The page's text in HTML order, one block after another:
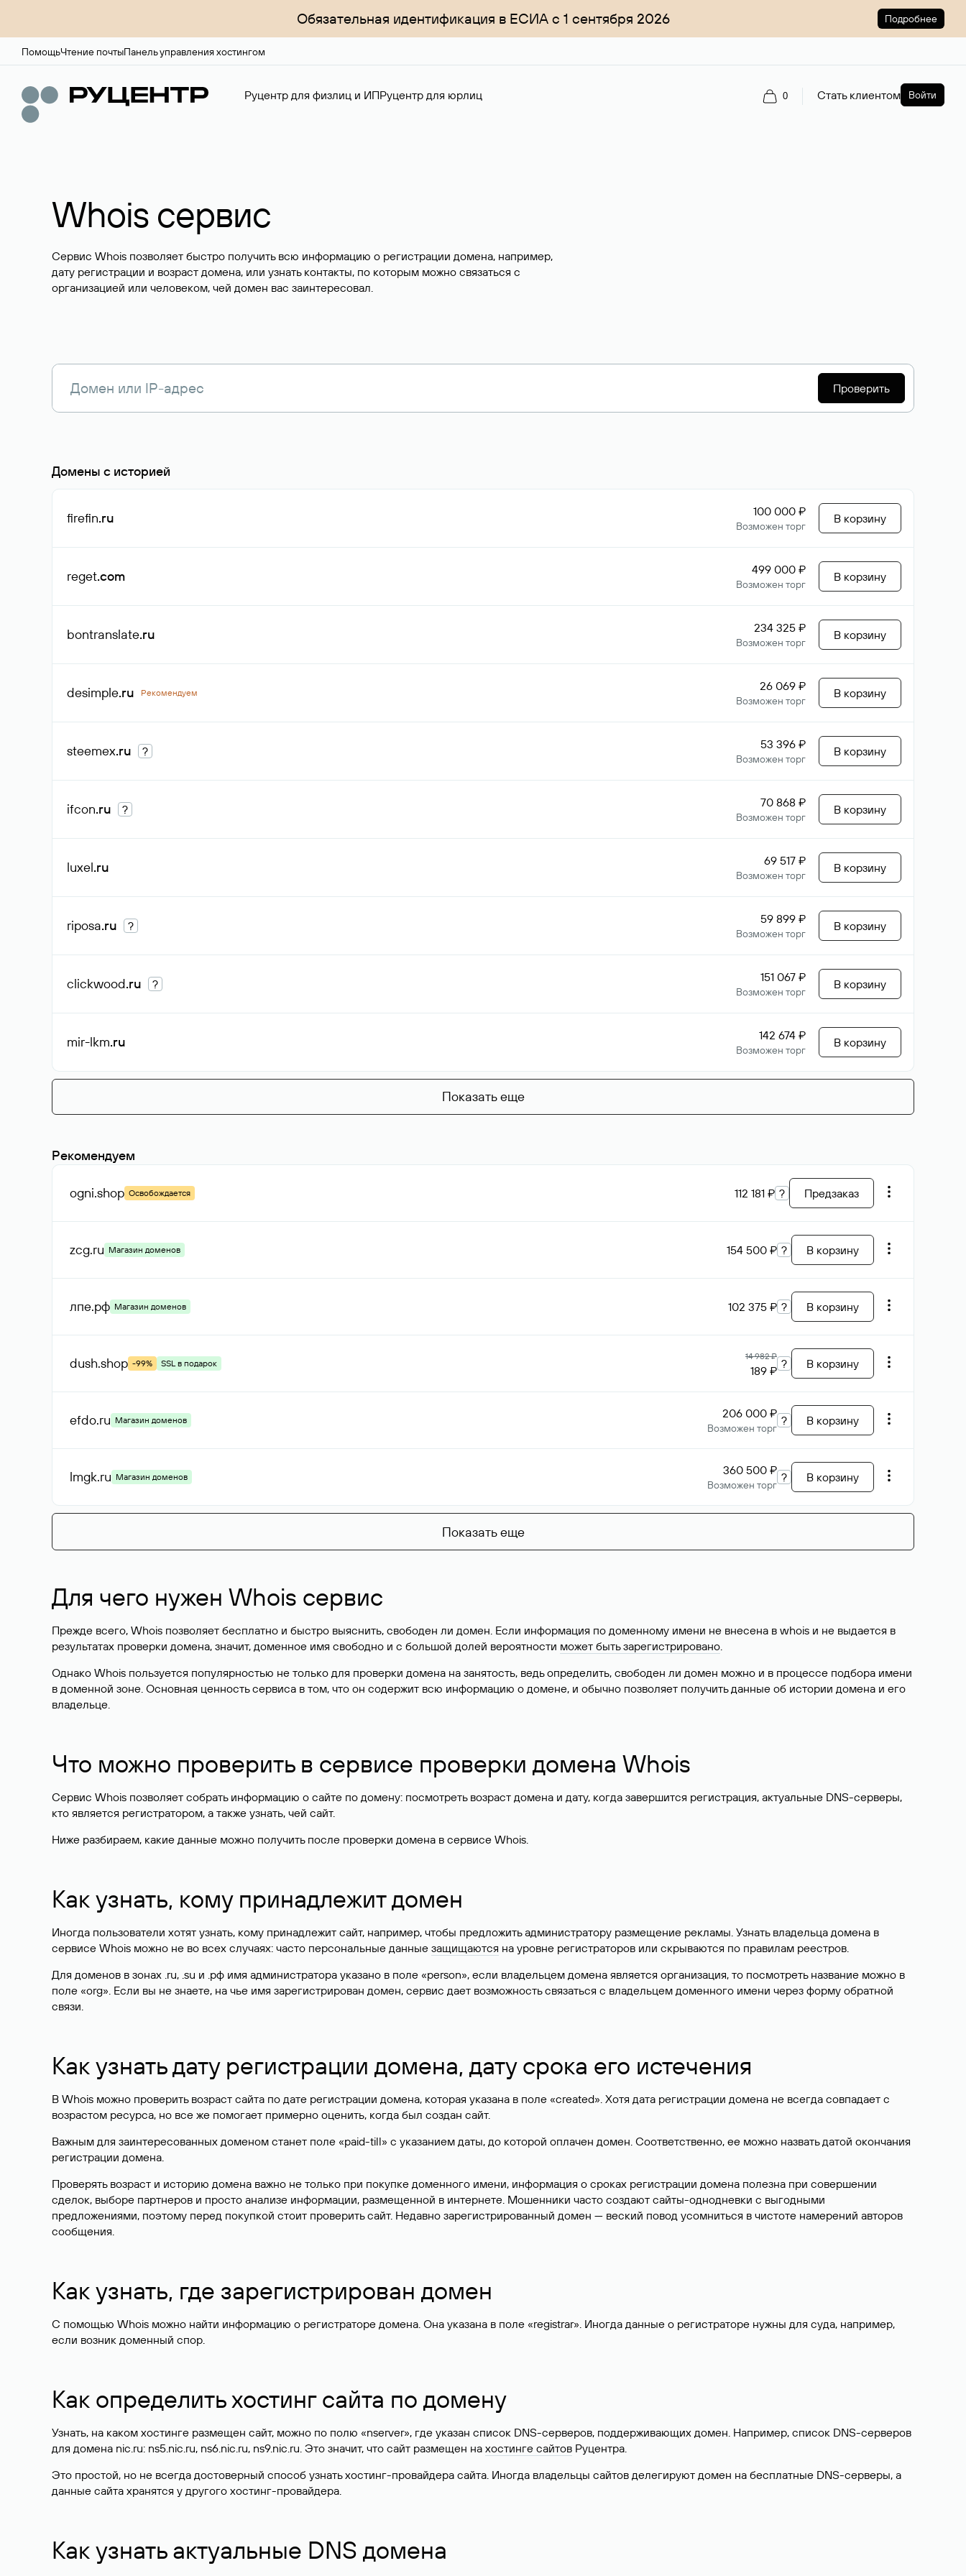
Обязательная идентификация в ЕСИА с 1 сентября 2026 Подробнее
ПомощьЧтение почтыПанель управления хостингом
Руцентр для физлиц и ИПРуцентр для юрлиц 0 Стать клиентом Войти
Whois сервис
Сервис Whois позволяет быстро получить всю информацию о регистрации домена, например,
дату регистрации и возраст домена, или узнать контакты, по которым можно связаться с
организацией или человеком, чей домен вас заинтересовал.
Проверить
Домены с историей
firefin.ru 100 000 ₽
Возможен торг
В корзину
reget.com 499 000 ₽
Возможен торг
В корзину
bontranslate.ru 234 325 ₽
Возможен торг
В корзину
desimple.ru Рекомендуем 26 069 ₽
Возможен торг
В корзину
steemex.ru ? 53 396 ₽
Возможен торг
В корзину
ifcon.ru ? 70 868 ₽
Возможен торг
В корзину
luxel.ru 69 517 ₽
Возможен торг
В корзину
riposa.ru ? 59 899 ₽
Возможен торг
В корзину
clickwood.ru ? 151 067 ₽
Возможен торг
В корзину
mir-lkm.ru 142 674 ₽
Возможен торг
В корзину
Показать еще
Рекомендуем
ogni.shop Освобождается 112 181 ₽ ? Предзаказ
zcg.ru Магазин доменов 154 500 ₽ ? В корзину
лпе.рф Магазин доменов 102 375 ₽ ? В корзину
dush.shop -99% SSL в подарок
14 982 ₽
189 ₽ ? В корзину
efdo.ru Магазин доменов 206 000 ₽
Возможен торг
? В корзину
lmgk.ru Магазин доменов 360 500 ₽
Возможен торг
? В корзину
Показать еще
Для чего нужен Whois сервис
Прежде всего, Whois позволяет бесплатно и быстро выяснить, свободен ли домен. Если информация по доменному имени не внесена в whois и не выдается в
результатах проверки домена, значит, доменное имя свободно и с большой долей вероятности может быть зарегистрировано.
Однако Whois пользуется популярностью не только для проверки домена на занятость, ведь определить, свободен ли домен можно и в процессе подбора имени
в доменной зоне. Основная ценность сервиса в том, что он содержит всю информацию о домене, и обычно позволяет получить данные об истории домена и его
владельце.
Что можно проверить в сервисе проверки домена Whois
Сервис Whois позволяет собрать информацию о сайте по домену: посмотреть возраст домена и дату, когда завершится регистрация, актуальные DNS-серверы,
кто является регистратором, а также узнать, чей сайт.
Ниже разбираем, какие данные можно получить после проверки домена в сервисе Whois.
Как узнать, кому принадлежит домен
Иногда пользователи хотят узнать, кому принадлежит сайт, например, чтобы предложить администратору размещение рекламы. Узнать владельца домена в
сервисе Whois можно не во всех случаях: часто персональные данные защищаются на уровне регистраторов или скрываются по правилам реестров.
Для доменов в зонах .ru, .su и .рф имя администратора указано в поле «person», если владельцем домена является организация, то посмотреть название можно в
поле «org». Если вы не знаете, на чье имя зарегистрирован домен, сервис дает возможность связаться с владельцем доменного имени через форму обратной
связи.
Как узнать дату регистрации домена, дату срока его истечения
В Whois можно проверить возраст сайта по дате регистрации домена, которая указана в поле «created». Хотя дата регистрации домена не всегда совпадает с
возрастом ресурса, но все же помогает примерно оценить, когда был создан сайт.
Важным для заинтересованных доменом станет поле «paid-till» с указанием даты, до которой оплачен домен. Соответственно, ее можно назвать датой окончания
регистрации домена.
Проверять возраст и историю домена важно не только при покупке доменного имени, информация о сроках регистрации домена полезна при совершении
сделок, выборе партнеров и просто анализе информации, размещенной в интернете. Мошенники часто создают сайты-однодневки с выгодными
предложениями, поэтому перед покупкой стоит проверить сайт. Недавно зарегистрированный домен — веский повод усомниться в чистоте намерений авторов
сообщения.
Как узнать, где зарегистрирован домен
С помощью Whois можно найти информацию о регистраторе домена. Она указана в поле «registrar». Иногда данные о регистраторе нужны для суда, например,
если возник доменный спор.
Как определить хостинг сайта по домену
Узнать, на каком хостинге размещен сайт, можно по полю «nserver», где указан список DNS-серверов, поддерживающих домен. Например, список DNS-серверов
для домена nic.ru: ns5.nic.ru, ns6.nic.ru, ns9.nic.ru. Это значит, что сайт размещен на хостинге сайтов Руцентра.
Это простой, но не всегда достоверный способ узнать хостинг-провайдера сайта. Иногда владельцы сайтов делегируют домен на бесплатные DNS-серверы, а
данные сайта хранятся у другого хостинг-провайдера.
Как узнать актуальные DNS домена